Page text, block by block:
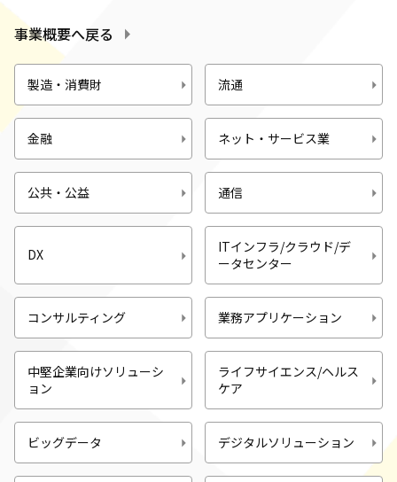
事業概要へ戻る
製造・消費財 流通
金融 ネット・サービス業
公共・公益 通信
DX
ITインフラ/クラウド/デ
ータセンター
コンサルティング 業務アプリケーション
中堅企業向けソリューシ
ョン
ライフサイエンス/ヘルス
ケア
ビッグデータ デジタルソリューション